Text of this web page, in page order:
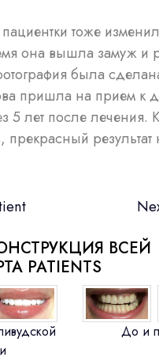
тоже
она вышла замуж и
была
пришла на прием к
5 лет после лечения.
прекрасный результат
ВСЕЙ
PATIENTS
До и